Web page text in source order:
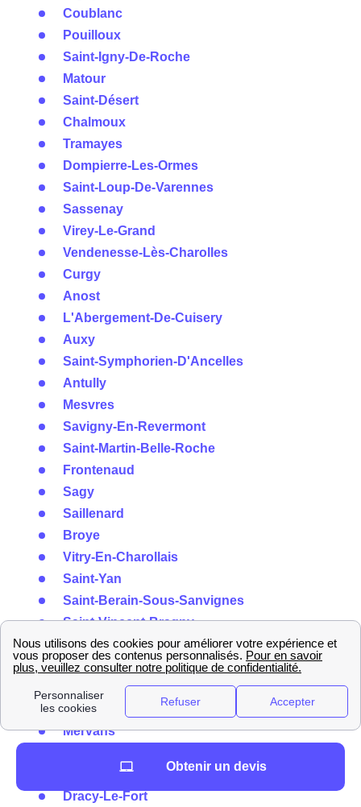
Coublanc
Pouilloux
Saint-Igny-De-Roche
Matour
Saint-Désert
Chalmoux
Tramayes
Dompierre-Les-Ormes
Saint-Loup-De-Varennes
Sassenay
Virey-Le-Grand
Vendenesse-Lès-Charolles
Curgy
Anost
L'Abergement-De-Cuisery
Auxy
Saint-Symphorien-D'Ancelles
Antully
Mesvres
Savigny-En-Revermont
Saint-Martin-Belle-Roche
Frontenaud
Sagy
Saillenard
Broye
Vitry-En-Charollais
Saint-Yan
Saint-Berain-Sous-Sanvignes
Saint-Vincent-Bragny
Gourdon
Bey
Neuvy-Grandchamp
Mervans
Mercurey
Dracy-Le-Fort
Obtenir un devis